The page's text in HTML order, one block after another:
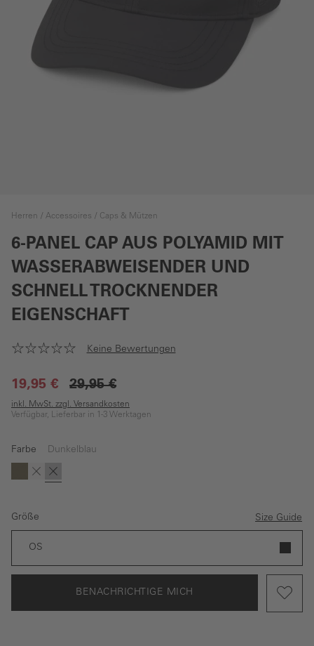
Herren Accessoires Caps & Mützen
6-PANEL CAP AUS POLYAMID MIT
WASSERABWEISENDER UND
SCHNELL TROCKNENDER
EIGENSCHAFT
Keine Bewertungen
19,95 € 29,95 €
inkl. MwSt. zzgl. Versandkosten
Verfügbar, Lieferbar in 1-3 Werktagen
Farbe Dunkelblau
Dunkelgrün
Beige
(Diese Option ist zurzeit nicht verfügbar.)
Dunkelblau
(Diese Option ist zurzeit nicht verfügbar.)
Größe Size Guide
OS
BENACHRICHTIGE MICH